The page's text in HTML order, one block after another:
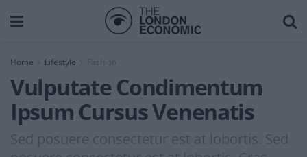
Home Lifestyle
Vulputate Condimentum
Ipsum Cursus Venenatis
Sed posuere consectetur est at lobortis. Sed